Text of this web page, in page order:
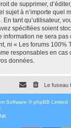
de supprimer,
sujet à n’importe quel
tant qu’utilisateur,
spécifiées soient
information ne sera pas
ni « Les forums 100%
responsables en cas
données.
Le fuseau
Software © phpBB Limited